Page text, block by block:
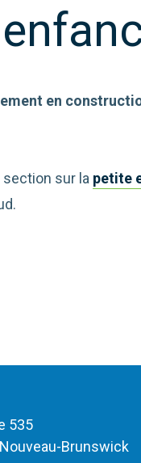
en
sur la petite
535
Brunswick